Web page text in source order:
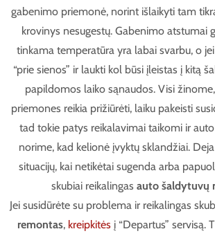
gabenimo priemonė, norint išlaikyti tam
krovinys nesugestų. Gabenimo atstumai
tinkama temperatūra yra labai svarbu, o
“prie sienos” ir laukti kol būsi įleistas į kitą
papildomos laiko sąnaudos. Visi
priemones reikia prižiūrėti, laiku pakeisti
tad tokie patys reikalavimai taikomi ir
norime, kad kelionė įvyktų sklandžiai.
situacijų, kai netikėtai sugenda arba
skubiai reikalingas auto šaldytuvų
Jei susidūrėte su problema ir reikalingas
remontas, kreipkitės į “Departus” servisą.